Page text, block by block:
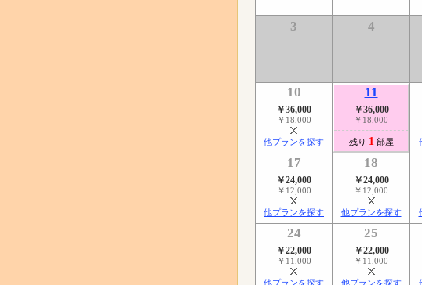
3 4
10
￥36,000
￥18,000
他プランを探す
11
￥36,000
￥18,000
残り 1 部屋
17
￥24,000
￥12,000
他プランを探す
18
￥24,000
￥12,000
他プランを探す
24
￥22,000
￥11,000
他プランを探す
25
￥22,000
￥11,000
他プランを探す